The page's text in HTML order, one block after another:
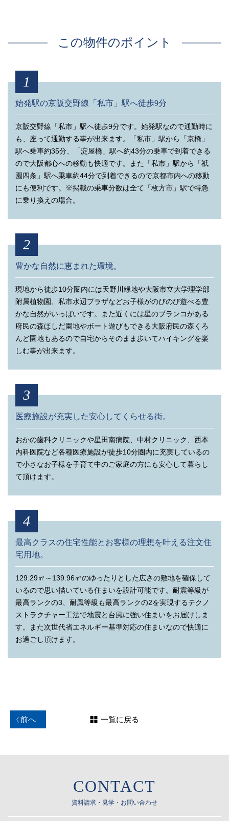
交通
JR学研都市線「河内磐船」駅…徒歩15分
交野市立私市小学校…徒歩12分（約900m）
交野市立第四中学校…徒歩13分（約1,000m）
私市保育園…徒歩3分（約240m）
ふじがお幼稚園…徒歩7分（約560m）
ふじが丘保育園…徒歩8分（約610m）
交野市立第一保育所…徒歩13分（約1,000m）
アカカベドラッグストア藤が尾店…徒歩3分（約240m）
JAファーマーズプチ星田…徒歩6分（約480m）
カインズ交野店…徒歩14分（約1,100m）
ダイソー フレンドタウン交野店…徒歩15分（約1,200m）
関西みらい銀行 交野南プラザ…徒歩8分（約640m）
JA北河内 星田支店…徒歩19分（約1,500m）
関西みらい銀行 星田出張所…徒歩23分（約1,800m）
池田泉州銀行 交野支店…徒歩24分（約1,880m）
枚方信用金庫 交野支店…徒歩28分（約2,200m）
医療施設
おかの歯科クリニック…徒歩7分（約550m）
星田南病院…徒歩7分（約560m）
中村クリニック…徒歩7分（約560m）
西本内科医院…徒歩8分（約640m）
天野川緑地…徒歩6分（約480m）
私市水辺プラザ…徒歩8分（約600m）
5号地 注文住宅用地の参考プラン
子育て世代におススメのプランです。
現地ご案内図
住所／大阪府交野市私市5丁目
大きい地図で見る
新築一戸建て
大阪府交野市私市5丁目
4区画 完売御礼
販売価格
完売御礼
宅地面積
-
建延面積
地目
宅地
建ぺい率
容積率
200％
道路幅員
両側4.2m、車側10.5m（公
道・アスファルト舗装）
私道負担
無し
構造
土田建設株式会社
備考
※掲載の徒歩分数は地図上の距離を徒歩1分＝80mで算出し、
端数は繰り上げております。距離は地図上の概算です。 情報更
新日／令和1年9月20日
この物件のポイント
1
始発駅の京阪交野線「私市」駅へ徒歩9分
京阪交野線「私市」駅へ徒歩9分です。始発駅なので通勤時に
も、座って通勤する事が出来ます。「私市」駅から「京橋」
駅へ乗車約35分、「淀屋橋」駅へ約43分の乗車で到着できる
ので大阪都心への移動も快適です。また「私市」駅から「祇
園四条」駅へ乗車約44分で到着できるので京都市内への移動
にも便利です。※掲載の乗車分数は全て「枚方市」駅で特急
に乗り換えの場合。
2
豊かな自然に恵まれた環境。
現地から徒歩10分圏内には天野川緑地や大阪市立大学理学部
附属植物園、私市水辺プラザなどお子様がのびのび遊べる豊
かな自然がいっぱいです。また近くには星のブランコがある
府民の森ほしだ園地やボート遊びもできる大阪府民の森くろ
んど園地もあるので自宅からそのまま歩いてハイキングを楽
しむ事が出来ます。
3
医療施設が充実した安心してくらせる街。
おかの歯科クリニックや星田南病院、中村クリニック、西本
内科医院など各種医療施設が徒歩10分圏内に充実しているの
で小さなお子様を子育て中のご家庭の方にも安心して暮らし
て頂けます。
4
最高クラスの住宅性能とお客様の理想を叶える注文住
宅用地。
129.29㎡～139.96㎡のゆったりとした広さの敷地を確保して
いるので思い描いている住まいを設計可能です。耐震等級が
最高ランクの3、耐風等級も最高ランクの2を実現するテクノ
ストラクチャー工法で地震と台風に強い住まいをお届けしま
す。また次世代省エネルギー基準対応の住まいなので快適に
お過ごし頂けます。
前へ 一覧に戻る
CONTACT
資料請求・見学・お問い合わせ